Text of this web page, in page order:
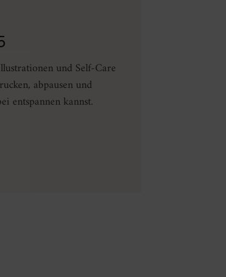
und Self-Care
abpausen und
entspannen kannst.